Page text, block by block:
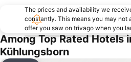
The prices and availability we
constantly. This means you may not
offer you saw on trivago when you
Among Top Rated Hotels
Kühlungsborn